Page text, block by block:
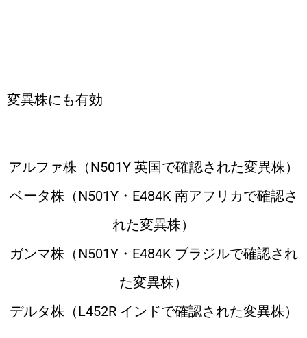
変異株にも有効
アルファ株（N501Y 英国で確認された変異株）
ベータ株（N501Y・E484K 南アフリカで確認さ
れた変異株）
ガンマ株（N501Y・E484K ブラジルで確認され
た変異株）
デルタ株（L452R インドで確認された変異株）